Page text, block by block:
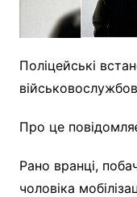
Поліцейські
Про це
Рано вранці,
чоловіка